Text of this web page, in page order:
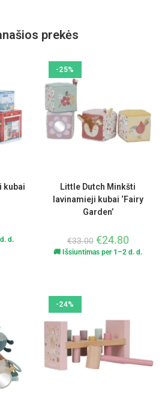
prekės
kubai
d.
-25%
Little Dutch Minkšti
lavinamieji kubai ‘Fairy
Garden’
€33.00 €24.80
🚚 Išsiuntimas per 1–2 d. d.
-24%